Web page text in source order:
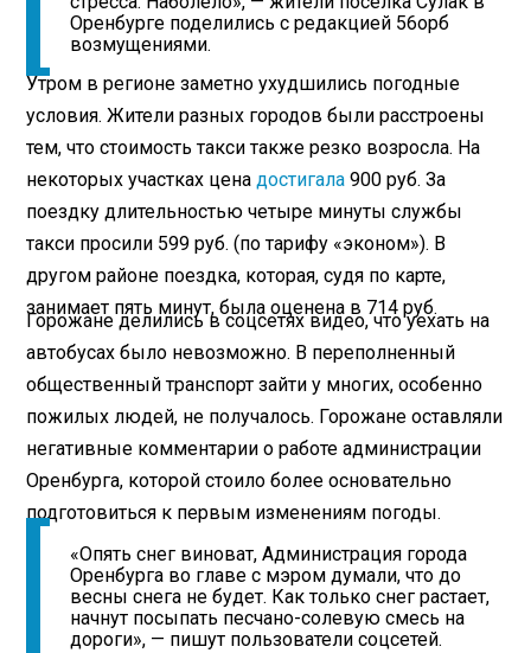
Оренбурге поделились с редакцией 56орб
возмущениями.
Утром в регионе заметно ухудшились погодные
условия. Жители разных городов были расстроены
тем, что стоимость такси также резко возросла. На
некоторых участках цена достигала 900 руб. За
поездку длительностью четыре минуты службы
такси просили 599 руб. (по тарифу «эконом»). В
другом районе поездка, которая, судя по карте,
занимает пять минут, была оценена в 714 руб.
Горожане делились в соцсетях видео, что уехать на
автобусах было невозможно. В переполненный
общественный транспорт зайти у многих, особенно
пожилых людей, не получалось. Горожане оставляли
негативные комментарии о работе администрации
Оренбурга, которой стоило более основательно
подготовиться к первым изменениям погоды.
«Опять снег виноват, Администрация города
Оренбурга во главе с мэром думали, что до
весны снега не будет. Как только снег растает,
начнут посыпать песчано-солевую смесь на
дороги», — пишут пользователи соцсетей.